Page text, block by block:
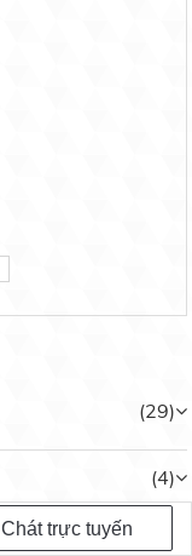
(29)
(4)
(4)
Chát trực tuyến